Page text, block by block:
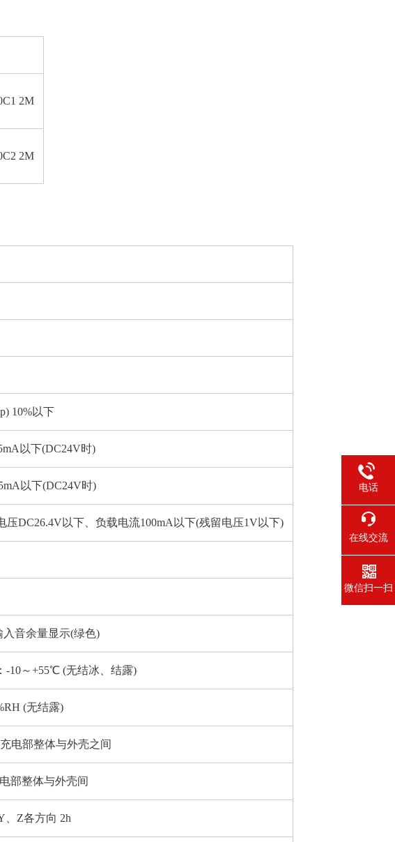
2M
2M
10%以下
以下(DC24V时)
以下(DC24V时)
压DC26.4V以下、负载电流100mA以下(残留电压1V以下)
音余量显示(绿色)
-10～+55℃ (无结冰、结露)
(无结露)
电部整体与外壳之间
部整体与外壳间
、Z各方向 2h
电话
在线交流
微信扫一扫